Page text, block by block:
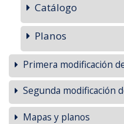
Catálogo
Planos
Primera modificación
Segunda modificación
Mapas y planos